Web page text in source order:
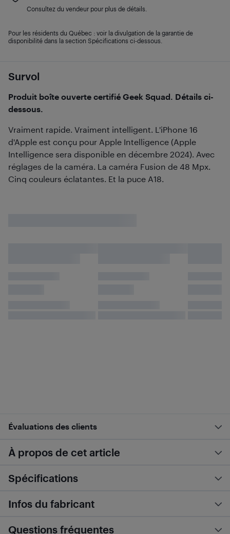
Survol
Produit boîte ouverte certifié Geek Squad. Détails ci-
dessous.
Vraiment rapide. Vraiment intelligent. L'iPhone 16
d'Apple est conçu pour Apple Intelligence (Apple
Intelligence sera disponible en décembre 2024). Avec
réglages de la caméra. La caméra Fusion de 48 Mpx.
Cinq couleurs éclatantes. Et la puce A18.
Consultez du vendeur pour plus de détails.
Pour les résidents du Québec : voir la divulgation de la garantie de
disponibilité dans la section Spécifications ci-dessous.
Évaluations des clients
À propos de cet article
Spécifications
Infos du fabricant
Questions fréquentes